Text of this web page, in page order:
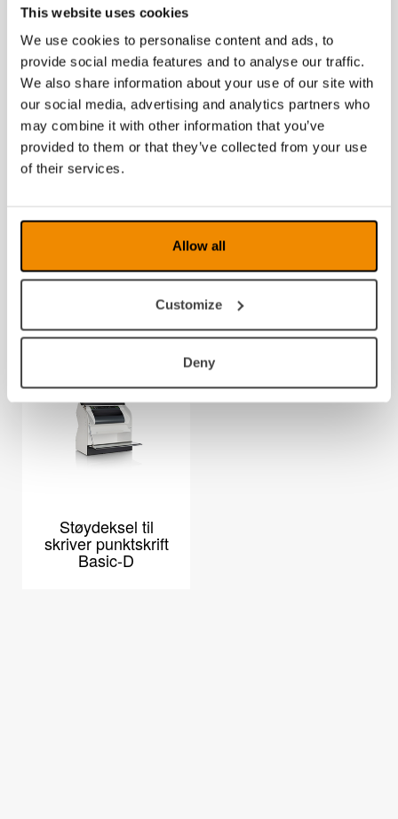
This website uses cookies
We use cookies to personalise content and ads, to
provide social media features and to analyse our traffic.
We also share information about your use of our site with
our social media, advertising and analytics partners who
may combine it with other information that you’ve
provided to them or that they’ve collected from your use
of their services.
Allow all
Customize
Deny
V5
Traktor papir 1000
sider
eske med 5pk a
250 ark
Støydeksel til
skriver punktskrift
Basic-D